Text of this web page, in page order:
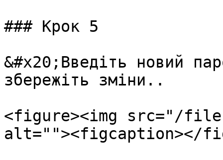
### Крок 5
&#x20;Введіть новий
збережіть зміни..
<figure><img src="/files/
alt=""><figcaption></